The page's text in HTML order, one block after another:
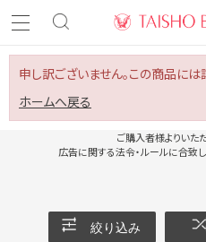
申し訳ございません。この商品に
ホームへ戻る
ご購入者様よりいた
広告に関する法令・ルールに合致
絞り込み